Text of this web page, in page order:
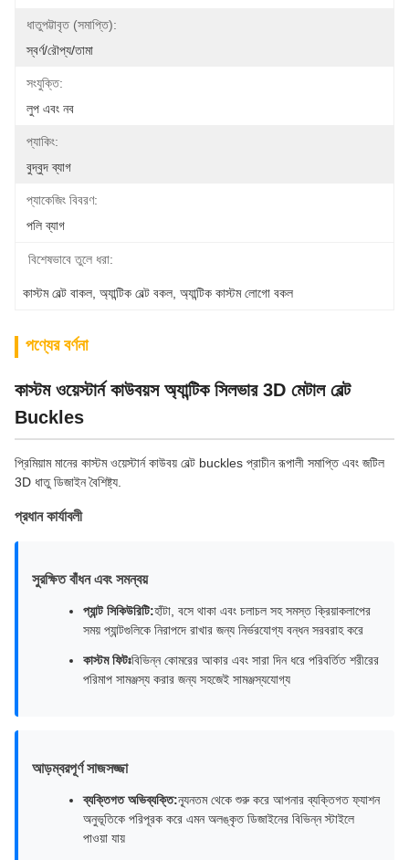
ধাতুপট্টাবৃত (সমাপ্তি):
স্বর্ণ/রৌপ্য/তামা
সংযুক্তি:
লুপ এবং নব
প্যাকিং:
বুদ্বুদ ব্যাগ
প্যাকেজিং বিবরণ:
পলি ব্যাগ
বিশেষভাবে তুলে ধরা:
কাস্টম বেল্ট বাকল অ্যান্টিক বেল্ট বকল অ্যান্টিক কাস্টম লোগো বকল
পণ্যের বর্ণনা
কাস্টম ওয়েস্টার্ন কাউবয়স অ্যান্টিক সিলভার 3D মেটাল বেল্ট
Buckles
প্রিমিয়াম মানের কাস্টম ওয়েস্টার্ন কাউবয় বেল্ট buckles প্রাচীন রূপালী সমাপ্তি এবং জটিল
3D ধাতু ডিজাইন বৈশিষ্ট্য.
প্রধান কার্যাবলী
সুরক্ষিত বাঁধন এবং সমন্বয়
প্যান্ট সিকিউরিটি:হাঁটা, বসে থাকা এবং চলাচল সহ সমস্ত ক্রিয়াকলাপের
সময় প্যান্টগুলিকে নিরাপদে রাখার জন্য নির্ভরযোগ্য বন্ধন সরবরাহ করে
কাস্টম ফিটঃবিভিন্ন কোমরের আকার এবং সারা দিন ধরে পরিবর্তিত শরীরের
পরিমাপ সামঞ্জস্য করার জন্য সহজেই সামঞ্জস্যযোগ্য
আড়ম্বরপূর্ণ সাজসজ্জা
ব্যক্তিগত অভিব্যক্তি:ন্যূনতম থেকে শুরু করে আপনার ব্যক্তিগত ফ্যাশন
অনুভূতিকে পরিপূরক করে এমন অলঙ্কৃত ডিজাইনের বিভিন্ন স্টাইলে
পাওয়া যায়